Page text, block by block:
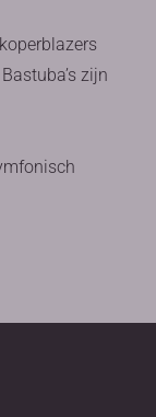
zijn